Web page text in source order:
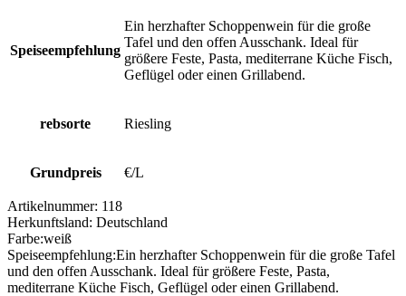
Speiseempfehlung
Ein herzhafter Schoppenwein für die große
Tafel und den offen Ausschank. Ideal für
größere Feste, Pasta, mediterrane Küche Fisch,
Geflügel oder einen Grillabend.
rebsorte Riesling
Grundpreis €/L
Artikelnummer: 118
Herkunftsland: Deutschland
Farbe:weiß
Speiseempfehlung:Ein herzhafter Schoppenwein für die große Tafel
und den offen Ausschank. Ideal für größere Feste, Pasta,
mediterrane Küche Fisch, Geflügel oder einen Grillabend.